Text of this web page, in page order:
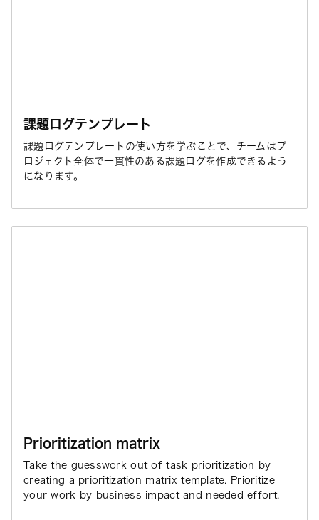
課題ログテンプレート
課題ログテンプレートの使い方を学ぶことで、チームはプ
ロジェクト全体で一貫性のある課題ログを作成できるよう
になります。
Prioritization matrix
Take the guesswork out of task prioritization by
creating a prioritization matrix template. Prioritize
your work by business impact and needed effort.